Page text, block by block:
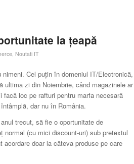
la țeapă
Noutati IT
Cel puțin în domeniul IT/Electronică,
ultima zi din Noiembrie, când magazinele ar
loc pe rafturi pentru marfa necesară
dar nu în România.
trecut, să fie o oportunitate de
normal (cu mici discount-uri) sub pretextul
doar la câteva produse pe care